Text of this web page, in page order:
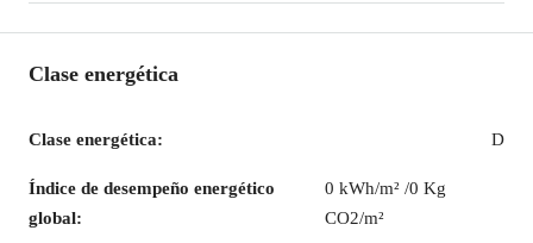
Clase energética
Clase energética: D
Índice de desempeño energético
global:
0 kWh/m² /0 Kg
CO2/m²